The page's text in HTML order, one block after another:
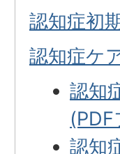
認知症初
認知症ケ
認知
認知